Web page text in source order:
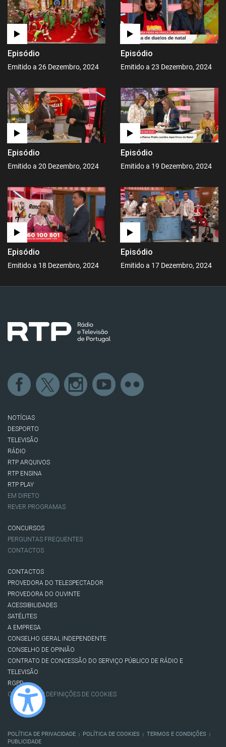
Episódio
Emitido a 26 Dezembro, 2024
Episódio
Emitido a 23 Dezembro, 2024
Episódio
Emitido a 20 Dezembro, 2024
Episódio
Emitido a 19 Dezembro, 2024
Episódio
Emitido a 18 Dezembro, 2024
Episódio
Emitido a 17 Dezembro, 2024
NOTÍCIAS
DESPORTO
TELEVISÃO
RÁDIO
RTP ARQUIVOS
RTP ENSINA
RTP PLAY
EM DIRETO
REVER PROGRAMAS
CONCURSOS
PERGUNTAS FREQUENTES
CONTACTOS
CONTACTOS
PROVEDORA DO TELESPECTADOR
PROVEDORA DO OUVINTE
ACESSIBILIDADES
SATÉLITES
A EMPRESA
CONSELHO GERAL INDEPENDENTE
CONSELHO DE OPINIÃO
CONTRATO DE CONCESSÃO DO SERVIÇO PÚBLICO DE RÁDIO E
TELEVISÃO
RGPD
GESTÃO DAS DEFINIÇÕES DE COOKIES
POLÍTICA DE PRIVACIDADE POLÍTICA DE COOKIES TERMOS E CONDIÇÕES
PUBLICIDADE